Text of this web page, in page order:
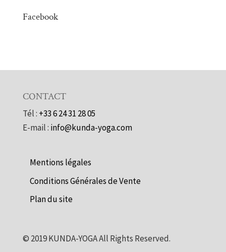
Facebook
CONTACT
Tél : +33 6 24 31 28 05
E-mail : info@kunda-yoga.com
Mentions légales
Conditions Générales de Vente
Plan du site
© 2019KUNDA-YOGA All Rights Reserved.